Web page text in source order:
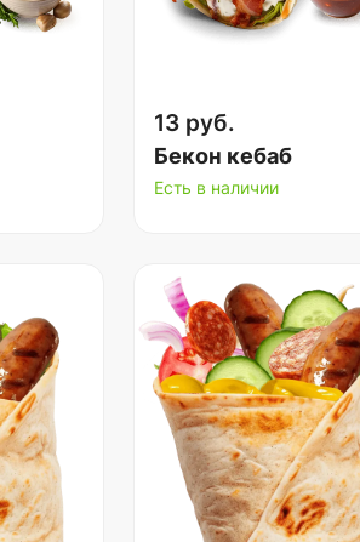
13 руб.
Бекон кебаб
Есть в наличии